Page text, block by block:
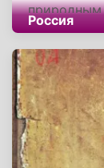
природным
и приметы
народного
земное
таких
связь с
Россия